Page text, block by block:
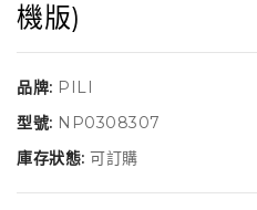
機版)
品牌: PILI
型號: NP0308307
庫存狀態: 可訂購